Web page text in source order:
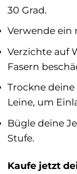
30 Grad.
Verwende ein
Verzichte auf
Fasern
Trockne
Leine, um
Bügle deine
Stufe.
Kaufe jetzt